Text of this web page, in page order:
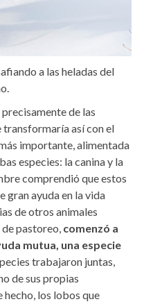
a las heladas del
de las
transformaría así con el
importante, alimentada
especies: la canina y la
comprendió que estos
gran ayuda en la vida
de otros animales
pastoreo, comenzó a
mutua, una especie
trabajaron juntas,
de sus propias
los lobos que